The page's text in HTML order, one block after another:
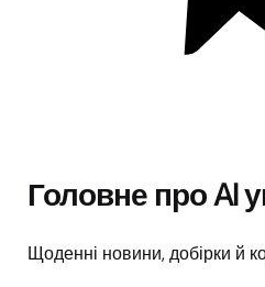
Головне про AI
Щоденні новини, добірки й